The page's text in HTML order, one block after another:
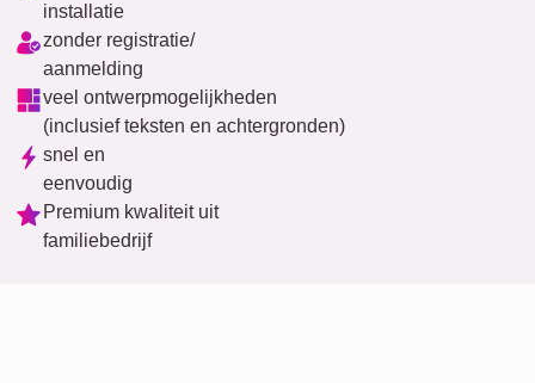
installatie
zonder registratie/
aanmelding
veel ontwerpmogelijkheden
(inclusief teksten en achtergronden)
snel en
eenvoudig
Premium kwaliteit uit
familiebedrijf